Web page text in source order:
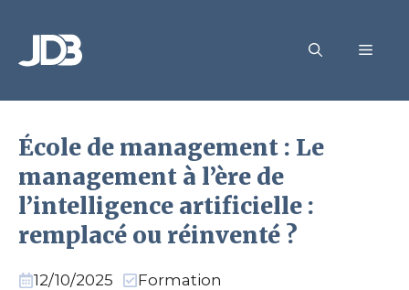
contenu
École de management : Le
management à l’ère de
l’intelligence artificielle :
remplacé ou réinventé ?
12/10/2025 Formation